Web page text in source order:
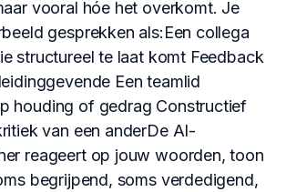
vooral hóe het overkomt. Je
gesprekken als:Een collega
structureel te laat komt Feedback
Een teamlid
houding of gedrag Constructief
van een anderDe AI-
reageert op jouw woorden, toon
begrijpend, soms verdedigend,